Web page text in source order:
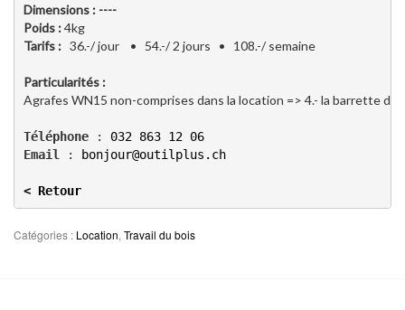
Dimensions : ----
Poids :
4kg
Tarifs : 36.-/ jour    •   54.-/ 2 jours   •   108.-/ semaine
Particularités :
Agrafes WN15 non-comprises dans la location => 4.- la barrette
Téléphone : 032 863 12 06
Email
: bonjour@outilplus.ch
< Retour
Catégories : Location, Travail du bois